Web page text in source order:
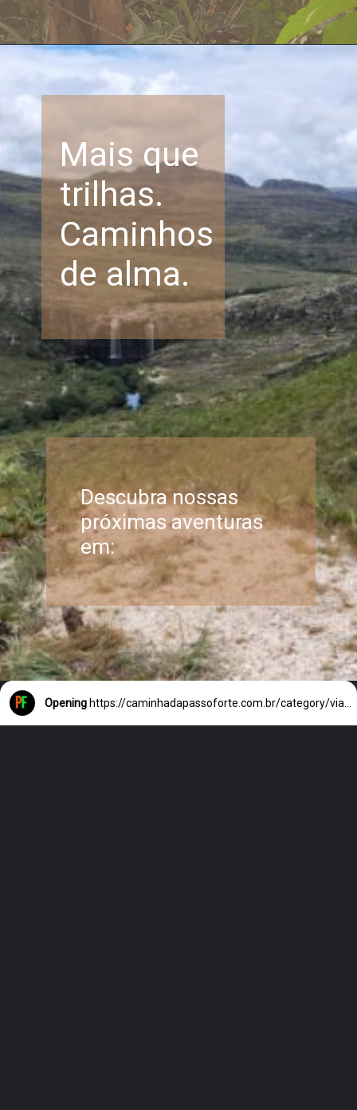
Mais que
trilhas.
Caminhos
de alma.
Descubra nossas
próximas aventuras
em:
Opening https://caminhadapassoforte.com.br/category/viagens/